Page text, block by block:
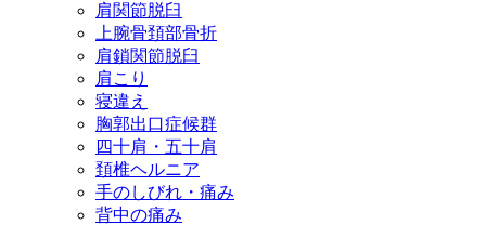
肩関節脱臼
上腕骨頚部骨折
肩鎖関節脱臼
肩こり
寝違え
胸郭出口症候群
四十肩・五十肩
頚椎ヘルニア
手のしびれ・痛み
背中の痛み